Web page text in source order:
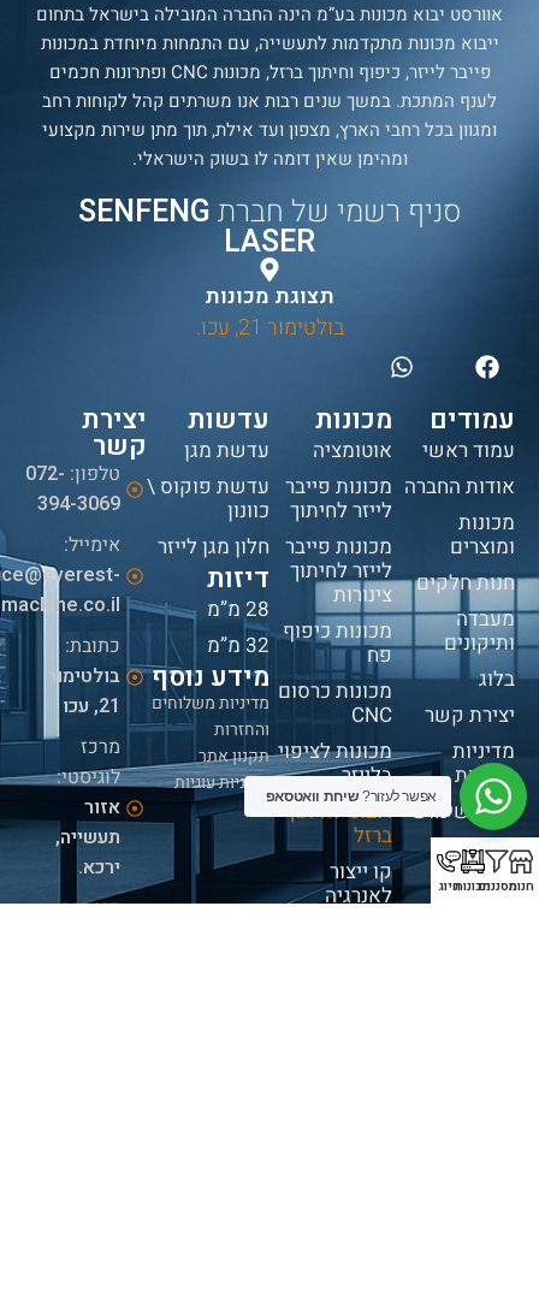
אוורסט יבוא מכונות בע”מ הינה החברה המובילה בישראל בתחום
ייבוא מכונות מתקדמות לתעשייה, עם התמחות מיוחדת במכונות
פייבר לייזר, כיפוף וחיתוך ברזל, מכונות CNC ופתרונות חכמים
לענף המתכת. במשך שנים רבות אנו משרתים קהל לקוחות רחב
ומגוון בכל רחבי הארץ, מצפון ועד אילת, תוך מתן שירות מקצועי
ומהימן שאין דומה לו בשוק הישראלי.
סניף רשמי של חברתSENFENG
LASER
תצוגת מכונות
בולטימור 21, עכו.
עמודים
עמוד ראשי
אודות החברה
מכונות
ומוצרים
חנות חלקים
מעבדה
ותיקונים
בלוג
יצירת קשר
מדיניות
פרטיות
תנאי שימוש
מכונות
אוטומציה
מכונות פייבר
לייזר לחיתוך
מכונות פייבר
לייזר לחיתוך
צינורות
מכונות כיפוף
פח
מכונות כרסום
CNC
מכונות לציפוי
בלייזר
רובוט לחיתוך
ברזל
קו ייצור
לאנרגיה
עדשות
עדשת מגן
עדשת פוקוס \
כוונון
חלון מגן לייזר
דיזות
28 מ”מ
32 מ”מ
מידע נוסף
מדיניות משלוחים
והחזרות
תקנון אתר
מדיניות עוגיות
יצירת
קשר
טלפון: 072-
394-3069
אימייל:
machine.co.il
כתובת:
בולטימור
21, עכו
מרכז
לוגיסטי:
אזור
תעשייה,
ירכא.
פגישות:
אפשר לעזור?שיחת וואטסאפ
חנותמסנניםמכונותחיוג